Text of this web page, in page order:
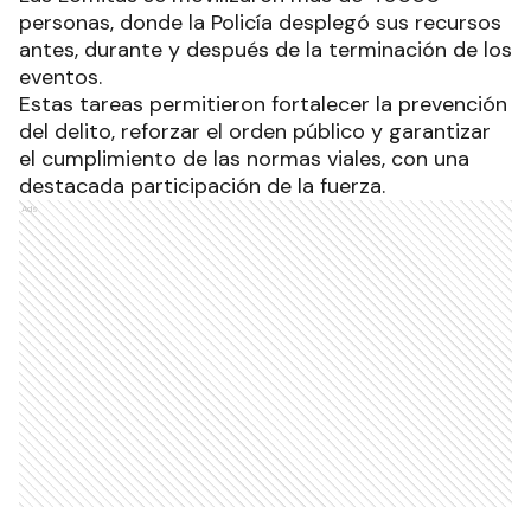
personas, donde la Policía desplegó sus recursos
antes, durante y después de la terminación de los
eventos.
Estas tareas permitieron fortalecer la prevención
del delito, reforzar el orden público y garantizar
el cumplimiento de las normas viales, con una
destacada participación de la fuerza.
Ads